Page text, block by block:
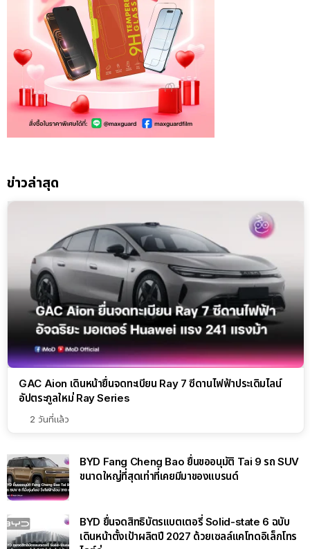
ข่าวล่าสุด
GAC Aion เดินหน้ายื่นจดทะเบียน Ray 7 ซีดานไฟฟ้าประเดิมไลน์
อัปตระกูลใหม่ Ray Series
2 วันที่แล้ว
BYD Fang Cheng Bao ยื่นขออนุมัติ Tai 9 รถ SUV
ขนาดใหญ่ที่สุดเท่าที่เคยมีมาของแบรนด์
BYD ยื่นจดสิทธิบัตรแบตเตอรี่ Solid-state 6 ฉบับ
เดินหน้าตั้งเป้าผลิตปี 2027 ด้วยเซลล์แคโทดอิเล็กโทร